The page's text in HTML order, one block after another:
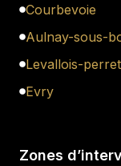
Courbevoie
Aulnay-sous-
Levallois-perret
Evry
Zones